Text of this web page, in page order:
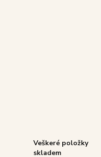
Veškeré položky
skladem